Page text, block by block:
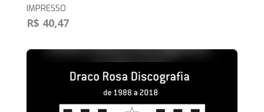
IMPRESSO
R$ 40,47